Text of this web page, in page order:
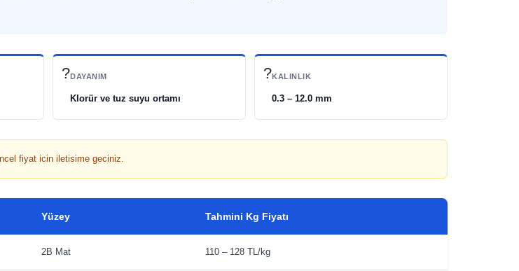
?DAYANIM
Klorür ve tuz suyu ortamı
?KALINLIK
0.3 – 12.0 mm
fiyat icin iletisime geciniz.
Yüzey Tahmini Kg Fiyatı
2B Mat 110 – 128 TL/kg